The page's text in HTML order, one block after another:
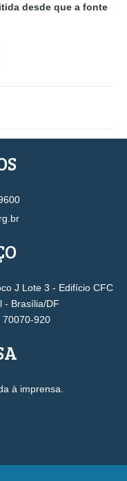
desde que a fonte
J Lote 3 - Edifício CFC
- Brasília/DF
70070-920
à imprensa.